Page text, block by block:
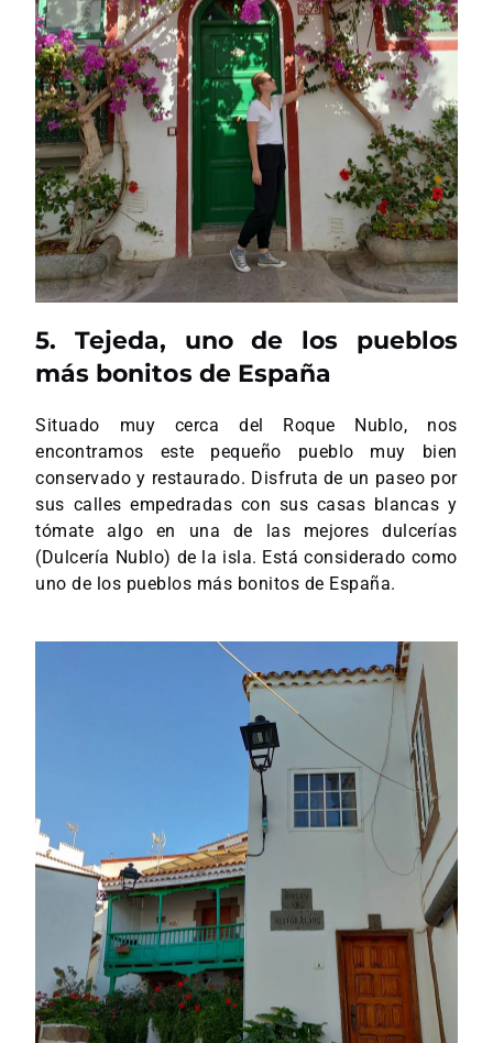
5. Tejeda, uno de los pueblos
más bonitos de España
Situado muy cerca del Roque Nublo, nos
encontramos este pequeño pueblo muy bien
conservado y restaurado. Disfruta de un paseo por
sus calles empedradas con sus casas blancas y
tómate algo en una de las mejores dulcerías
(Dulcería Nublo) de la isla. Está considerado como
uno de los pueblos más bonitos de España.